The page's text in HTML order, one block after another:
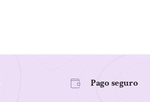
Pago seguro